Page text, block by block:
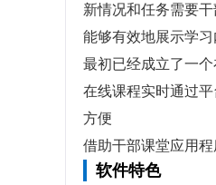
新情况和任务需要
能够有效地展示学
最初已经成立了一
在线课程实时通过
方便
借助干部课堂应用
软件特色